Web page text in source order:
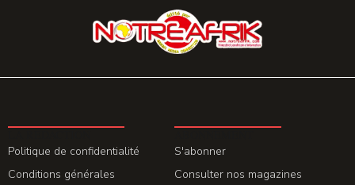
Politique de confidentialité
Conditions générales
S'abonner
Consulter nos magazines